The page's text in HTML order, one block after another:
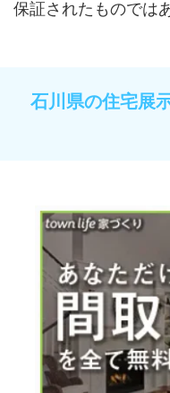
保証されたものでは
石川県の住宅展